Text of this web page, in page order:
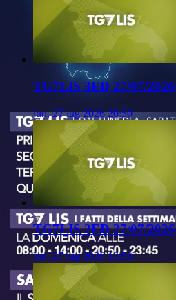
TG7LIS 3ED 27/07/2026
lun, 27 lug 2026 20:50
TG7LIS 2ED 27/07/2026
lun, 27 lug 2026 13:50